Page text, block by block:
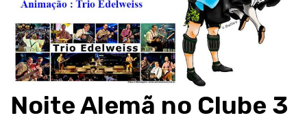
Noite Alemã no Clube 3